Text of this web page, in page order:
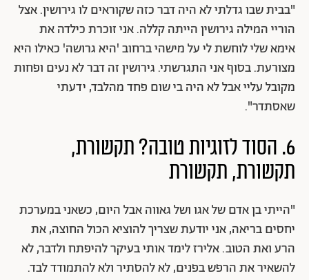
"בבית שבו גדלתי לא היה דבר כזה שקוראים לו גירושין. אצל
הוריי המילה גירושין הייתה קללה. אני זוכרת כילדה את
אימא שלי לוחשת לי על מישהי ברחוב 'היא גרושה' כאילו היא
מצורעת. בסוף אני התגרשתי. גירושין זה דבר לא נעים ופחות
מקובל עליי אבל לא היה בי שום פחד מהלבד, ידעתי
שאסתדר".
6. הסוד לזוגיות טובה? תקשורת,
תקשורת, תקשורת
"הייתי בן אדם של אגו ושל גאווה אבל היום, כשאני במערכת
יחסים בריאה, אני יודעת שצריך להוציא הכול החוצה, את
הרע ואת הטוב. אלירז לימד אותי בעיקר להיפתח ולדבר, לא
להשאיר את הרפש בפנים, לא להסתיר ולא להתמודד לבד.